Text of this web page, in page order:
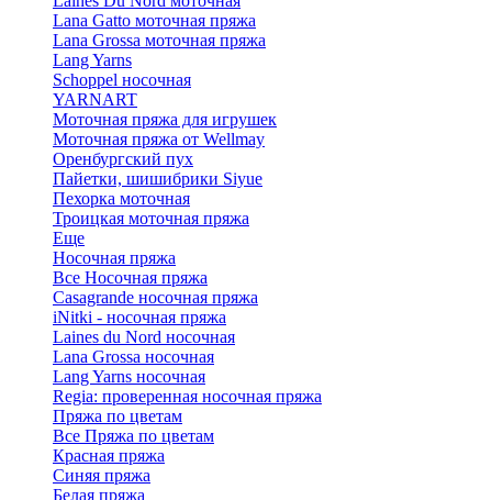
Lana Gatto моточная пряжа
Lana Grossa моточная пряжа
Lang Yarns
Schoppel носочная
YARNART
Моточная пряжа для игрушек
Моточная пряжа от Wellmay
Оренбургский пух
Пайетки, шишибрики Siyue
Пехорка моточная
Троицкая моточная пряжа
Еще
Носочная пряжа
Все Носочная пряжа
Casagrande носочная пряжа
iNitki - носочная пряжа
Laines du Nord носочная
Lana Grossa носочная
Lang Yarns носочная
Regia: проверенная носочная пряжа
Пряжа по цветам
Все Пряжа по цветам
Красная пряжа
Синяя пряжа
Белая пряжа